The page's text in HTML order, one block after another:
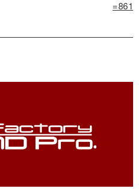
=861